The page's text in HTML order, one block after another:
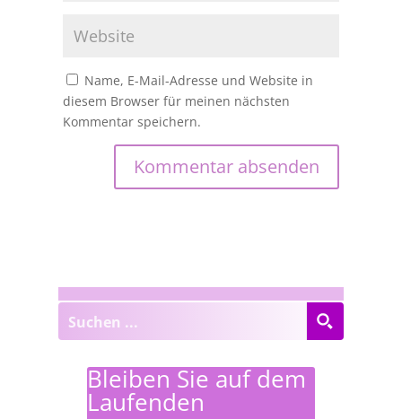
Name, E-Mail-Adresse und Website in
diesem Browser für meinen nächsten
Kommentar speichern.
Bleiben Sie auf dem
Laufenden